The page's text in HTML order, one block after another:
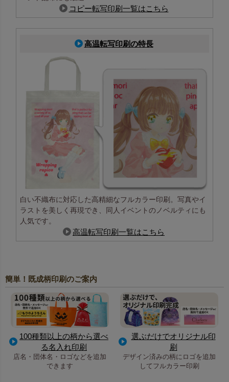
コピー転写印刷一覧はこちら
高温転写印刷の特長
白い不織布に対応した高精細なフルカラー印刷。写真やイ
ラストを美しく再現でき、同人イベントのノベルティにも
人気です。
高温転写印刷一覧はこちら
簡単！既成柄印刷のご案内
100種類以上の柄から選べ
る名入れ印刷
店名・団体名・ロゴなどを追加
できます
選ぶだけでオリジナル印
刷
デザイン済みの柄にロゴを追加
してフルカラー印刷